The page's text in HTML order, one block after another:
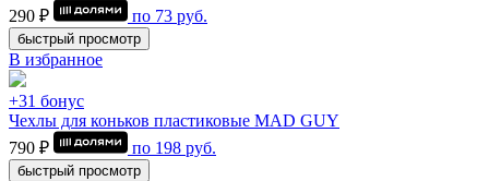
290 ₽
по 73 руб.
быстрый просмотр
В избранное
+31 бонус
Чехлы для коньков пластиковые MAD GUY
790 ₽
по 198 руб.
быстрый просмотр